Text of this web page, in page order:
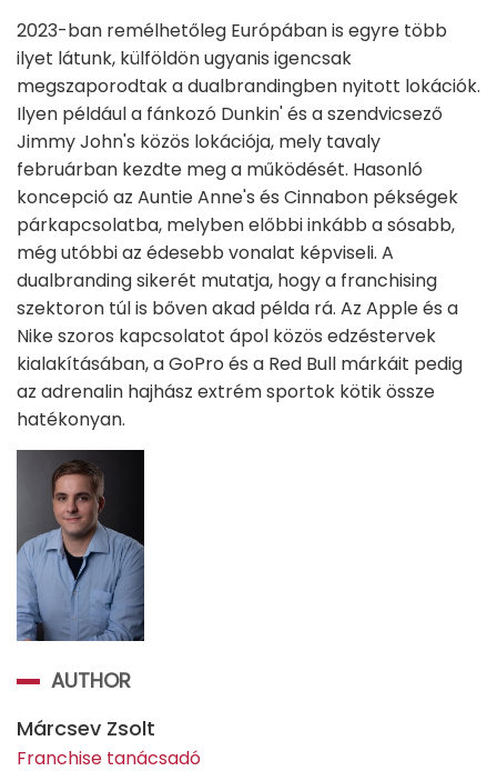
2023-ban remélhetőleg Európában is egyre több
ilyet látunk, külföldön ugyanis igencsak
megszaporodtak a dualbrandingben nyitott lokációk.
Ilyen például a fánkozó Dunkin' és a szendvicsező
Jimmy John's közös lokációja, mely tavaly
februárban kezdte meg a működését. Hasonló
koncepció az Auntie Anne's és Cinnabon pékségek
párkapcsolatba, melyben előbbi inkább a sósabb,
még utóbbi az édesebb vonalat képviseli. A
dualbranding sikerét mutatja, hogy a franchising
szektoron túl is bőven akad példa rá. Az Apple és a
Nike szoros kapcsolatot ápol közös edzéstervek
kialakításában, a GoPro és a Red Bull márkáit pedig
az adrenalin hajhász extrém sportok kötik össze
hatékonyan.
AUTHOR
Márcsev Zsolt
Franchise tanácsadó